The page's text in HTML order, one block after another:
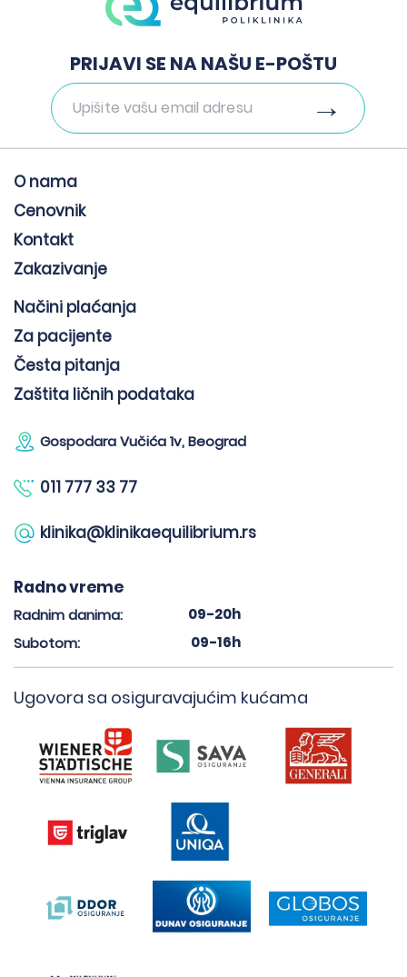
PRIJAVI SE NA NAŠU E-POŠTU
O nama
Cenovnik
Kontakt
Zakazivanje
Načini plaćanja
Za pacijente
Česta pitanja
Zaštita ličnih podataka
Gospodara Vučića 1v, Beograd
011 777 33 77
klinika@klinikaequilibrium.rs
Radno vreme
Radnim danima:
09-20h
Subotom:
09-16h
Ugovora sa osiguravajućim kućama